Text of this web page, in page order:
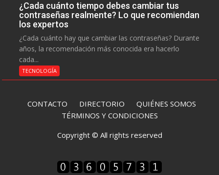
¿Cada cuánto tiempo debes cambiar tus
contraseñas realmente? Lo que recomiendan
los expertos
¿Cada cuánto hay que cambiar las contraseñas? Durante
años, la recomendación más conocida era hacerlo
cada...
TECNOLOGÍA
CONTACTO DIRECTORIO QUIÉNES SOMOS
TÉRMINOS Y CONDICIONES
Copyright © All rights reserved